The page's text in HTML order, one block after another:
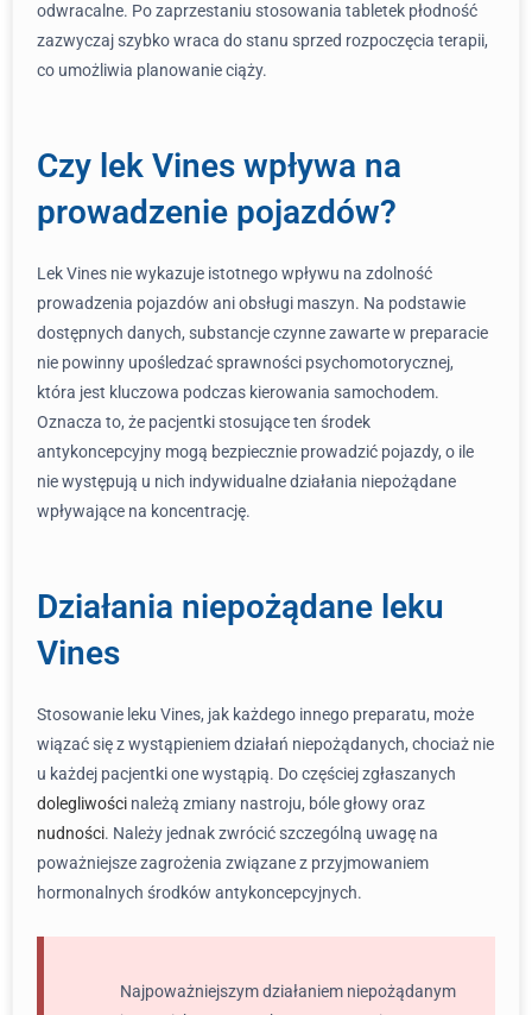
odwracalne. Po zaprzestaniu stosowania tabletek płodność
zazwyczaj szybko wraca do stanu sprzed rozpoczęcia terapii,
co umożliwia planowanie ciąży.
Czy lek Vines wpływa na
prowadzenie pojazdów?
Lek Vines nie wykazuje istotnego wpływu na zdolność
prowadzenia pojazdów ani obsługi maszyn. Na podstawie
dostępnych danych, substancje czynne zawarte w preparacie
nie powinny upośledzać sprawności psychomotorycznej,
która jest kluczowa podczas kierowania samochodem.
Oznacza to, że pacjentki stosujące ten środek
antykoncepcyjny mogą bezpiecznie prowadzić pojazdy, o ile
nie występują u nich indywidualne działania niepożądane
wpływające na koncentrację.
Działania niepożądane leku
Vines
Stosowanie leku Vines, jak każdego innego preparatu, może
wiązać się z wystąpieniem działań niepożądanych, chociaż nie
u każdej pacjentki one wystąpią. Do częściej zgłaszanych
dolegliwości należą zmiany nastroju, bóle głowy oraz
nudności. Należy jednak zwrócić szczególną uwagę na
poważniejsze zagrożenia związane z przyjmowaniem
hormonalnych środków antykoncepcyjnych.
Najpoważniejszym działaniem niepożądanym